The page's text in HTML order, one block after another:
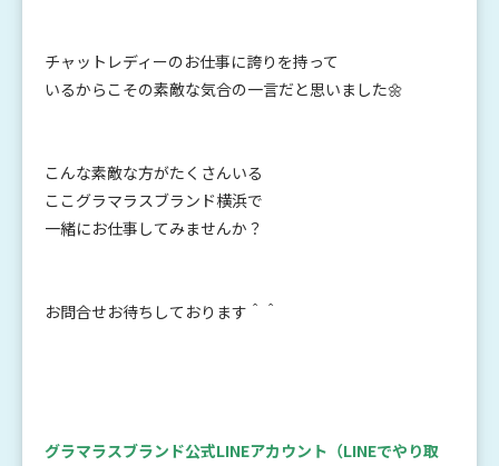
チャットレディーのお仕事に誇りを持って
いるからこその素敵な気合の一言だと思いました🌼
こんな素敵な方がたくさんいる
ここグラマラスブランド横浜で
一緒にお仕事してみませんか？
お問合せお待ちしております＾＾
グラマラスブランド公式LINEアカウント （LINEでやり取